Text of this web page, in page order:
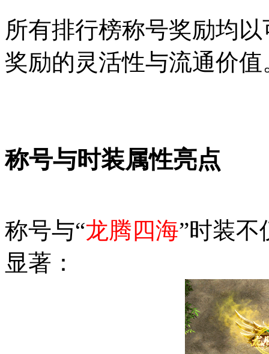
所有排行榜称号奖励均
奖励的灵活性与流通价值
称号与时装属性亮点
称号与“龙腾四海”时装不
显著：